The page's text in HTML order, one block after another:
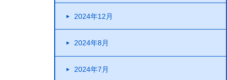
2024年12月
2024年8月
2024年7月